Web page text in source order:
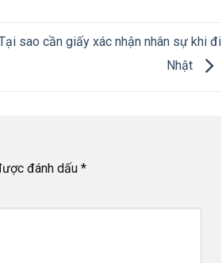
sao cần giấy xác nhận nhân sự khi đi
Nhật
đánh dấu *